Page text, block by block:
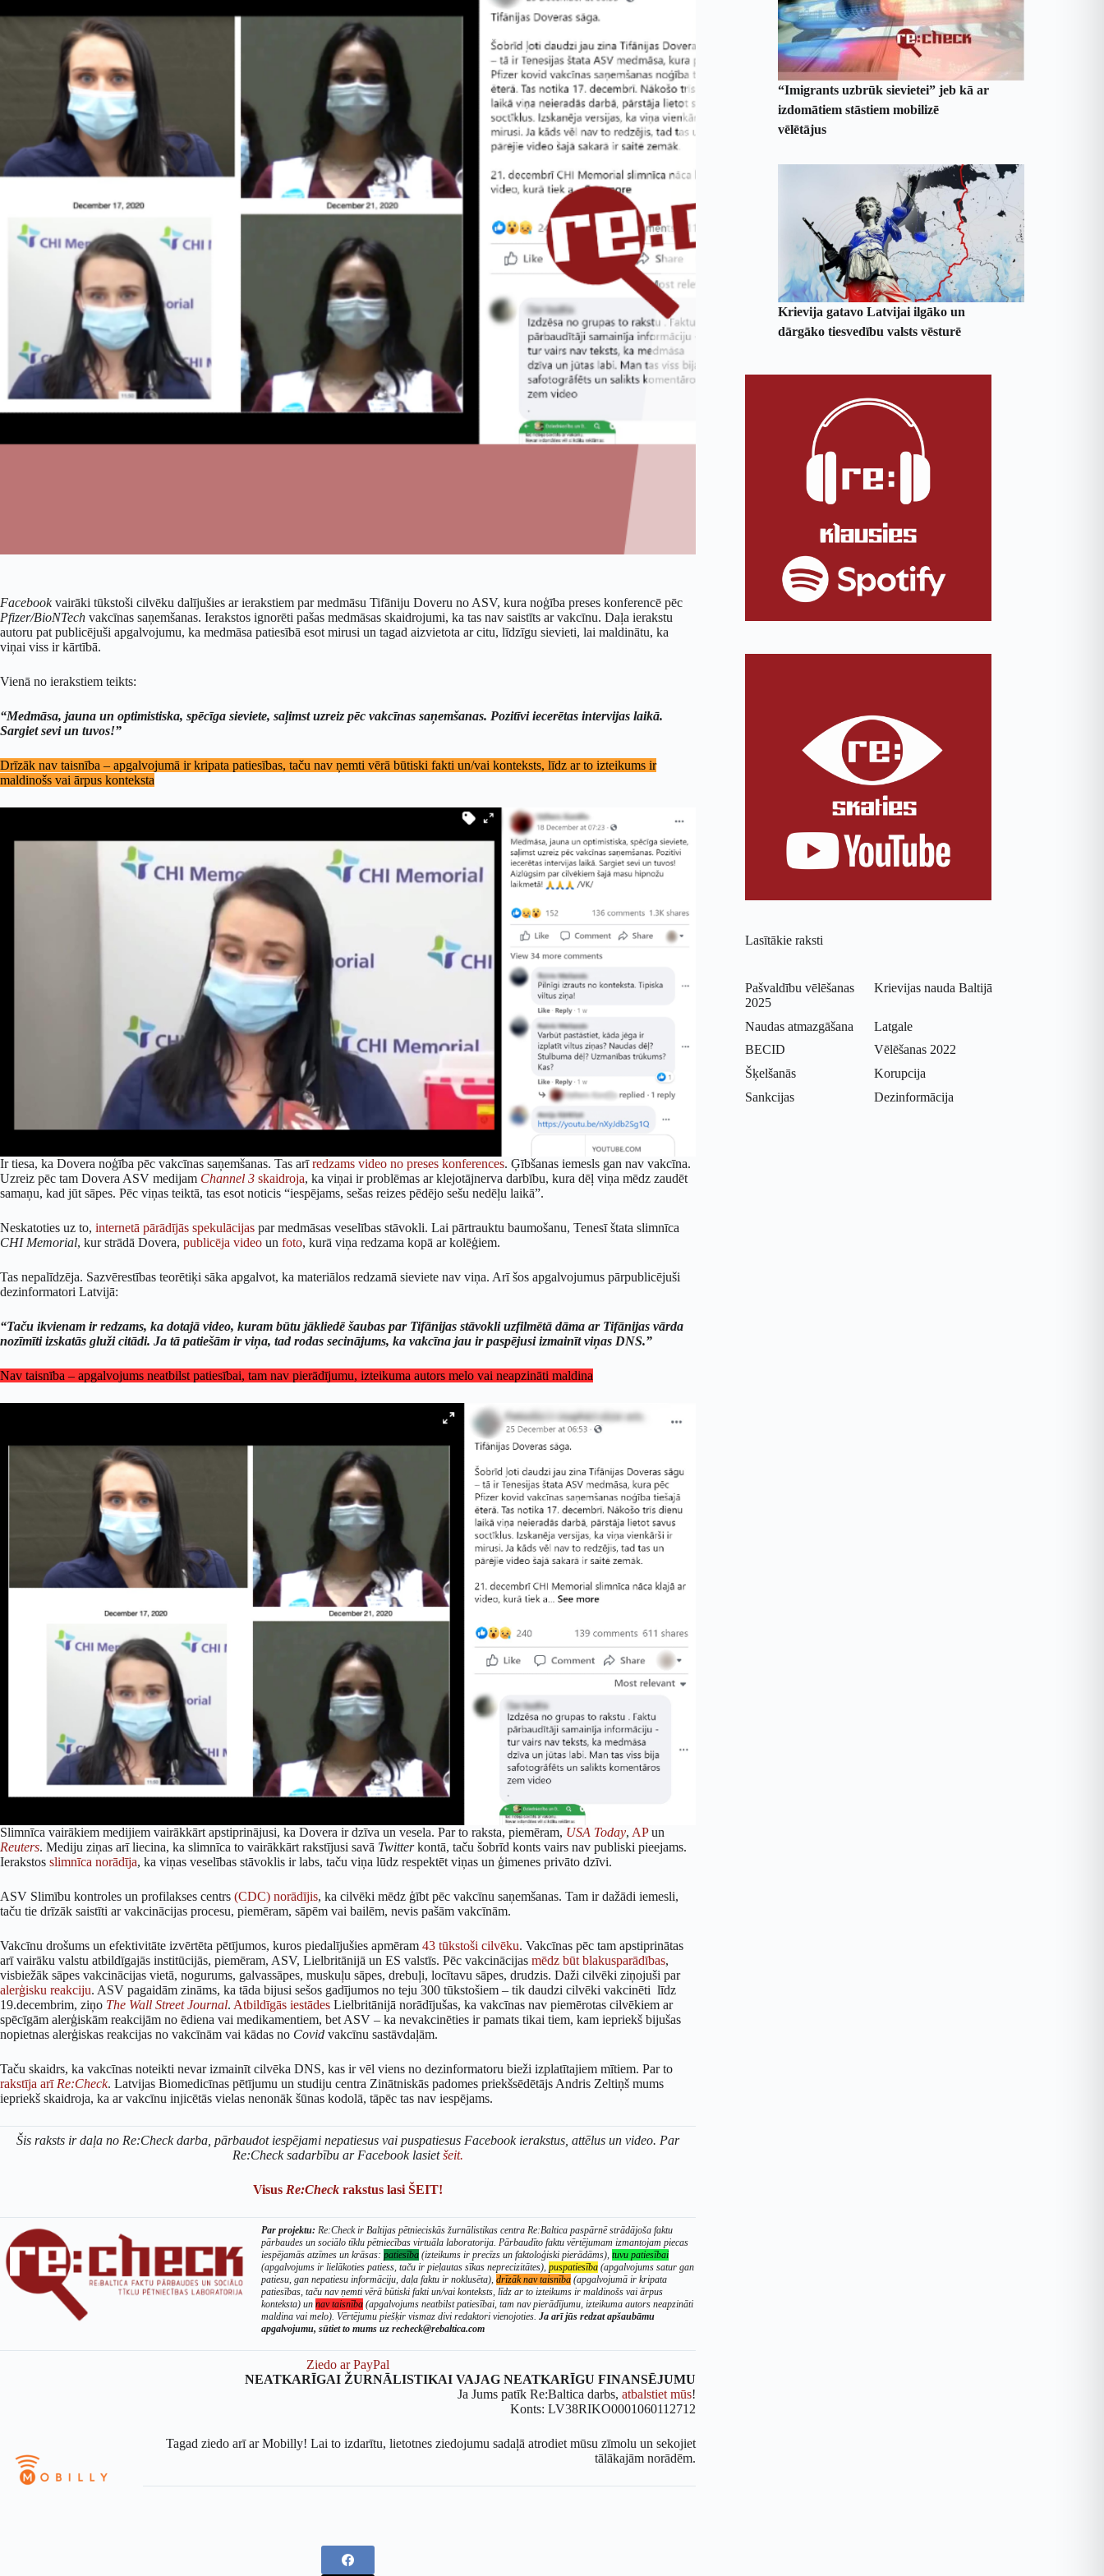
Facebookvairāki tūkstoši cilvēku dalījušies ar ierakstiem par medmāsu Tifāniju Doveru no ASV, kura noģība preses konferencē pēc
Pfizer/BioNTech vakcīnas saņemšanas. Ierakstos ignorēti pašas medmāsas skaidrojumi, ka tas nav saistīts ar vakcīnu. Daļa ierakstu
autoru pat publicējuši apgalvojumu, ka medmāsa patiesībā esot mirusi un tagad aizvietota ar citu, līdzīgu sievieti, lai maldinātu, ka
viņai viss ir kārtībā.
Vienā no ierakstiem teikts:
“Medmāsa, jauna un optimistiska, spēcīga sieviete, saļimst uzreiz pēc vakcīnas saņemšanas. Pozitīvi iecerētas intervijas laikā.
Sargiet sevi un tuvos!”
Drīzāk nav taisnība – apgalvojumā ir kripata patiesības, taču nav ņemti vērā būtiski fakti un/vai konteksts, līdz ar to izteikums ir
maldinošs vai ārpus konteksta
Ir tiesa, ka Dovera noģība pēc vakcīnas saņemšanas. Tas arīredzams video no preses konferences. Ģībšanas iemesls gan nav vakcīna.
Uzreiz pēc tam Dovera ASV medijam Channel 3 skaidroja, ka viņai ir problēmas ar klejotājnerva darbību, kura dēļ viņa mēdz zaudēt
samaņu, kad jūt sāpes. Pēc viņas teiktā, tas esot noticis “iespējams, sešas reizes pēdējo sešu nedēļu laikā”.
Neskatoties uz to, internetā pārādījās spekulācijas par medmāsas veselības stāvokli. Lai pārtrauktu baumošanu, Tenesī štata slimnīca
CHI Memorial, kur strādā Dovera, publicēja video un foto, kurā viņa redzama kopā ar kolēģiem.
Tas nepalīdzēja. Sazvērestības teorētiķi sāka apgalvot, ka materiālos redzamā sieviete nav viņa. Arī šos apgalvojumus pārpublicējuši
dezinformatori Latvijā:
“Taču ikvienam ir redzams, ka dotajā video, kuram būtu jākliedē šaubas par Tifānijas stāvokli uzfilmētā dāma ar Tifānijas vārda
nozīmīti izskatās gluži citādi. Ja tā patiešām ir viņa, tad rodas secinājums, ka vakcīna jau ir paspējusi izmainīt viņas DNS.”
Nav taisnība – apgalvojums neatbilst patiesībai, tam nav pierādījumu, izteikuma autors melo vai neapzināti maldina
Slimnīca vairākiem medijiem vairākkārt apstiprinājusi, ka Dovera ir dzīva un vesela. Par to raksta, piemēram, USA Today, APun
Reuters. Mediju ziņas arī liecina, ka slimnīca to vairākkārt rakstījusi savā Twitterkontā, taču šobrīd konts vairs nav publiski pieejams.
Ierakstos slimnīca norādīja, ka viņas veselības stāvoklis ir labs, taču viņa lūdz respektēt viņas un ģimenes privāto dzīvi.
ASV Slimību kontroles un profilakses centrs (CDC) norādījis, ka cilvēki mēdz ģībt pēc vakcīnu saņemšanas. Tam ir dažādi iemesli,
taču tie drīzāk saistīti ar vakcinācijas procesu, piemēram, sāpēm vai bailēm, nevis pašām vakcīnām.
Vakcīnu drošums un efektivitāte izvērtēta pētījumos, kuros piedalījušies apmēram 43 tūkstoši cilvēku. Vakcīnas pēc tam apstiprinātas
arī vairāku valstu atbildīgajās institūcijās, piemēram, ASV, Lielbritānijā un ES valstīs. Pēc vakcinācijas mēdz būt blakusparādības,
visbiežāk sāpes vakcinācijas vietā, nogurums, galvassāpes, muskuļu sāpes, drebuļi, locītavu sāpes, drudzis. Daži cilvēki ziņojuši par
alerģisku reakciju. ASV pagaidām zināms, ka tāda bijusi sešos gadījumos no teju 300 tūkstošiem – tik daudzi cilvēki vakcinēti līdz
19.decembrim, ziņo The Wall Street Journal. Atbildīgās iestādes Lielbritānijā norādījušas, ka vakcīnas nav piemērotas cilvēkiem ar
spēcīgām alerģiskām reakcijām no ēdiena vai medikamentiem, bet ASV – ka nevakcinēties ir pamats tikai tiem, kam iepriekš bijušas
nopietnas alerģiskas reakcijas no vakcīnām vai kādas no Covid vakcīnu sastāvdaļām.
Taču skaidrs, ka vakcīnas noteikti nevar izmainīt cilvēka DNS, kas ir vēl viens no dezinformatoru bieži izplatītajiem mītiem. Par to
rakstīja arī Re:Check. Latvijas Biomedicīnas pētījumu un studiju centra Zinātniskās padomes priekšsēdētājs Andris Zeltiņš mums
iepriekš skaidroja, ka ar vakcīnu injicētās vielas nenonāk šūnas kodolā, tāpēc tas nav iespējams.
Šis raksts ir daļa no Re:Check darba, pārbaudot iespējami nepatiesus vai puspatiesus Facebook ierakstus, attēlus un video. Par
Re:Check sadarbību ar Facebook lasietšeit.
Visus Re:Checkrakstus lasi ŠEIT!
Par projektu: Re:Check ir Baltijas pētnieciskās žurnālistikas centra Re:Baltica paspārnē strādājoša faktu
pārbaudes un sociālo tīklu pētniecības virtuāla laboratorija. Pārbaudīto faktu vērtējumam izmantojam piecas
iespējamās atzīmes un krāsas: patiesība (izteikums ir precīzs un faktoloģiski pierādāms), tuvu patiesībai
(apgalvojums ir lielākoties patiess, taču ir pieļautas sīkas neprecizitātes), puspatiesība (apgalvojums satur gan
patiesu, gan nepatiesu informāciju, daļa faktu ir noklusēta), drīzāk nav taisnība (apgalvojumā ir kripata
patiesības, taču nav ņemti vērā būtiski fakti un/vai konteksts, līdz ar to izteikums ir maldinošs vai ārpus
konteksta) un nav taisnība (apgalvojums neatbilst patiesībai, tam nav pierādījumu, izteikuma autors neapzināti
maldina vai melo). Vērtējumu piešķir vismaz divi redaktori vienojoties. Ja arī jūs redzat apšaubāmu
apgalvojumu, sūtiet to mums uz recheck@rebaltica.com
Ziedo ar PayPal
NEATKARĪGAI ŽURNĀLISTIKAI VAJAG NEATKARĪGU FINANSĒJUMU
Ja Jums patīk Re:Baltica darbs, atbalstiet mūs!
Konts: LV38RIKO0001060112712
Tagad ziedo arī ar Mobilly! Lai to izdarītu, lietotnes ziedojumu sadaļā atrodiet mūsu zīmolu un sekojiet
tālākajām norādēm.
“Imigrants uzbrūk sievietei” jeb kā ar
izdomātiem stāstiem mobilizē
vēlētājus
Krievija gatavo Latvijai ilgāko un
dārgāko tiesvedību valsts vēsturē
Lasītākie raksti
Pašvaldību vēlēšanas
2025
Krievijas nauda Baltijā
Naudas atmazgāšana
Latgale
BECID
Vēlēšanas 2022
Šķelšanās
Korupcija
Sankcijas
Dezinformācija